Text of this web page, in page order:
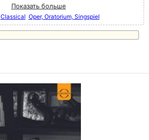
Показать больше
Classical Oper, Oratorium, Singspiel